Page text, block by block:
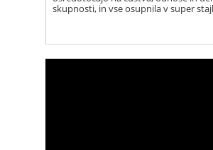
skupnosti, in vse osupnila v super